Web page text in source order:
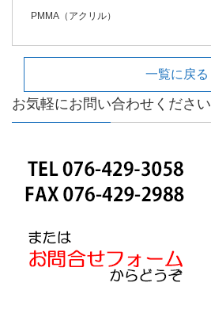
PMMA（アクリル）
一覧に戻る
お気軽にお問い合わせください